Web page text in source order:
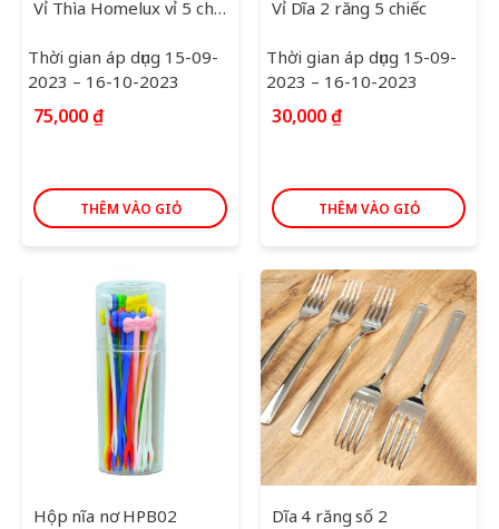
Vỉ Thìa Homelux vỉ 5 chiếc
Thời gian áp dụng 15-09-
2023 – 16-10-2023
75,000₫
THÊM VÀO GIỎ
Vỉ Dĩa 2 răng 5 chiếc
Thời gian áp dụng 15-09-
2023 – 16-10-2023
30,000₫
THÊM VÀO GIỎ
Hộp nĩa nơ HPB02 Dĩa 4 răng số 2